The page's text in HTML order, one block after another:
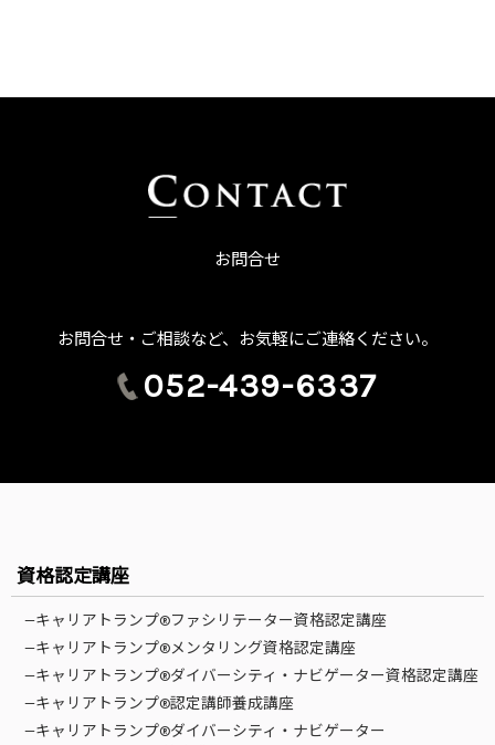
お問合せ
お問合せ・ご相談など、お気軽にご連絡ください。
052-439-6337
資格認定講座
—キャリアトランプ®ファシリテーター資格認定講座
—キャリアトランプ®メンタリング資格認定講座
—キャリアトランプ®ダイバーシティ・ナビゲーター資格認定講座
—キャリアトランプ®認定講師養成講座
—キャリアトランプ®ダイバーシティ・ナビゲーター